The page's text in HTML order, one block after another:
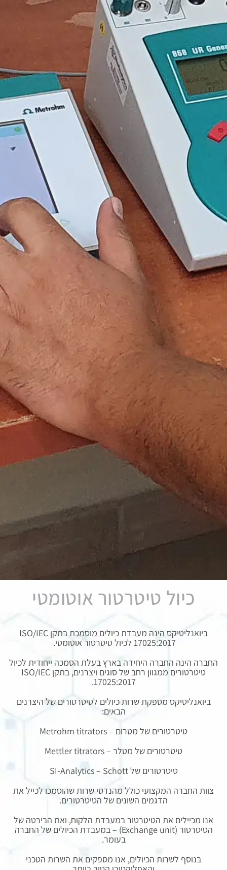
כיול טיטרטור אוטומטי
ביואנליטיקס הינה מעבדת כיולים מוסמכת בתקן ISO/IEC
17025:2017 לכיול טיטרטור אוטומטי.
החברה הינה החברה היחידה בארץ בעלת הסמכה ייחודית לכיול
טיטרטורים ממגוון רחב של סוגים ויצרנים, בתקן ISO/IEC
17025:2017.
ביואנליטיקס מספקת שרות כיולים לטיטרטורים של היצרנים
הבאים:
טיטרטורים של מטרום – Metrohm titrators
טיטרטורים של מטלר – Mettler titrators
טיטרטורים של SI-Analytics – Schott
צוות החברה המקצועי כולל מהנדסי שרות שהוסמכו לכייל את
הדגמים השונים של הטיטרטורים.
אנו מכיילים את הטיטרטור במעבדת הלקוח, ואת הבירטה של
הטיטרטור (Exchange unit) – במעבדת הכיולים של החברה
בעומר.
בנוסף לשרות הכיולים, אנו מספקים את השרות הטכני